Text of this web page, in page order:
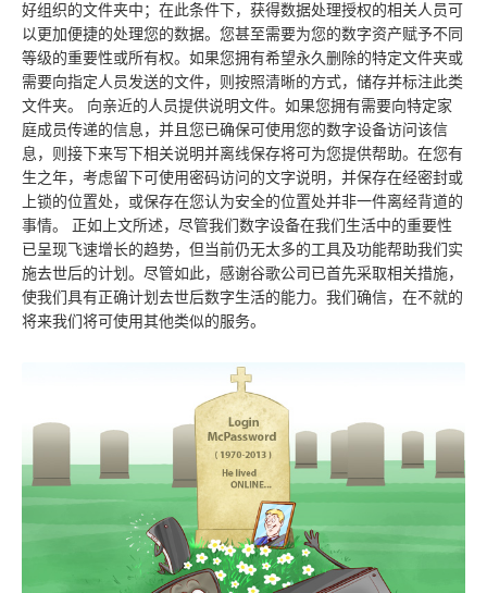
好组织的文件夹中；在此条件下，获得数据处理授权的相关人员可
以更加便捷的处理您的数据。您甚至需要为您的数字资产赋予不同
等级的重要性或所有权。如果您拥有希望永久删除的特定文件夹或
需要向指定人员发送的文件，则按照清晰的方式，储存并标注此类
文件夹。 向亲近的人员提供说明文件。如果您拥有需要向特定家
庭成员传递的信息，并且您已确保可使用您的数字设备访问该信
息，则接下来写下相关说明并离线保存将可为您提供帮助。在您有
生之年，考虑留下可使用密码访问的文字说明，并保存在经密封或
上锁的位置处，或保存在您认为安全的位置处并非一件离经背道的
事情。 正如上文所述，尽管我们数字设备在我们生活中的重要性
已呈现飞速增长的趋势，但当前仍无太多的工具及功能帮助我们实
施去世后的计划。尽管如此，感谢谷歌公司已首先采取相关措施，
使我们具有正确计划去世后数字生活的能力。我们确信，在不就的
将来我们将可使用其他类似的服务。